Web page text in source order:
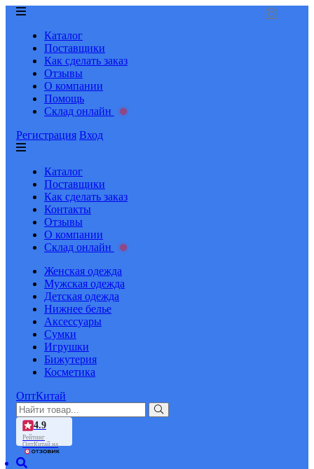
Каталог
Поставщики
Как сделать заказ
Отзывы
О компании
Помощь
Склад онлайн
Регистрация Вход
Каталог
Поставщики
Как сделать заказ
Контакты
Отзывы
О компании
Склад онлайн
Женская одежда
Мужская одежда
Детская одежда
Нижнее белье
Аксессуары
Сумки
Игрушки
Бижутерия
Косметика
ОптКитай
4.9
Рейтинг
ОптКитай на